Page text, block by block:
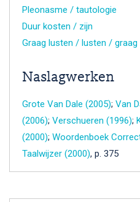
Pleonasme / tautologie
Duur kosten / zijn
Graag lusten / lusten / graag
Naslagwerken
Grote Van Dale (2005); Van
(2006); Verschueren (1996);
(2000); Woordenboek
Taalwijzer (2000), p. 375